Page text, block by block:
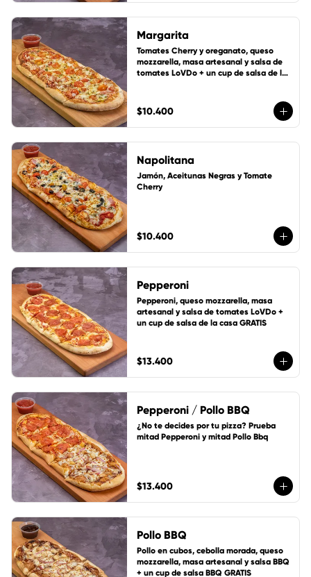
Margarita
Tomates Cherry y oreganato, queso
mozzarella, masa artesanal y salsa de
tomates LoVDo + un cup de salsa de la
$10.400
Napolitana
Jamón, Aceitunas Negras y Tomate
Cherry
$10.400
Pepperoni
Pepperoni, queso mozzarella, masa
artesanal y salsa de tomates LoVDo +
un cup de salsa de la casa GRATIS
$13.400
Pepperoni / Pollo BBQ
¿No te decides por tu pizza? Prueba
mitad Pepperoni y mitad Pollo Bbq
$13.400
Pollo BBQ
Pollo en cubos, cebolla morada, queso
mozzarella, masa artesanal y salsa BBQ
+ un cup de salsa BBQ GRATIS